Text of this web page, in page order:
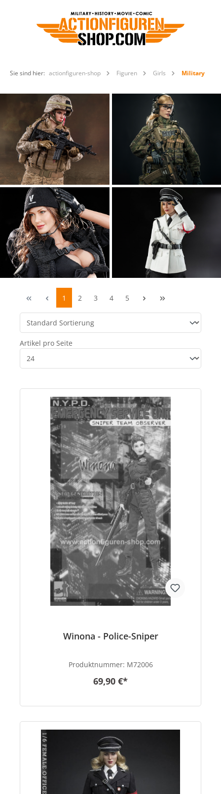
Sie sind hier: actionfiguren-shop Figuren Girls Military
1 2 3 4 5
Artikel pro Seite
Winona - Police-Sniper
Produktnummer: M72006
69,90 €*